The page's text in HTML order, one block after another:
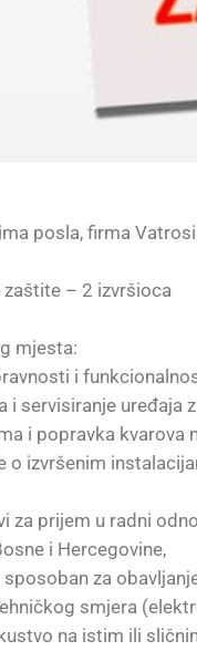
posla, firma
zaštite – 2 izvršioca
mjesta:
i
i servisiranje uređaja
i popravka kvarova
o izvršenim
za prijem u radni
i Hercegovine,
za
smjera
na istim ili